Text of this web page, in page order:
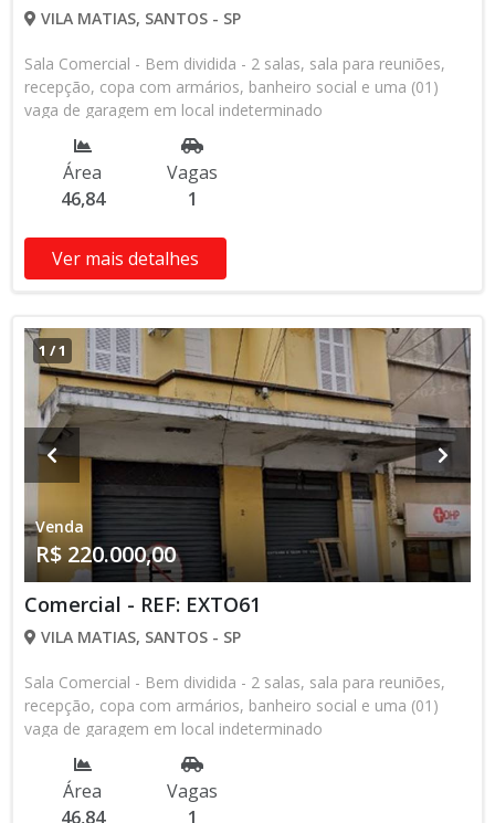
VILA MATIAS, SANTOS - SP
Sala Comercial - Bem dividida - 2 salas, sala para reuniões,
recepção, copa com armários, banheiro social e uma (01)
vaga de garagem em local indeterminado
Área
46,84
Vagas
1
Ver mais detalhes
1 /1
Venda
R$ 220.000,00
Comercial - REF: EXTO61
VILA MATIAS, SANTOS - SP
Sala Comercial - Bem dividida - 2 salas, sala para reuniões,
recepção, copa com armários, banheiro social e uma (01)
vaga de garagem em local indeterminado
Área
46,84
Vagas
1